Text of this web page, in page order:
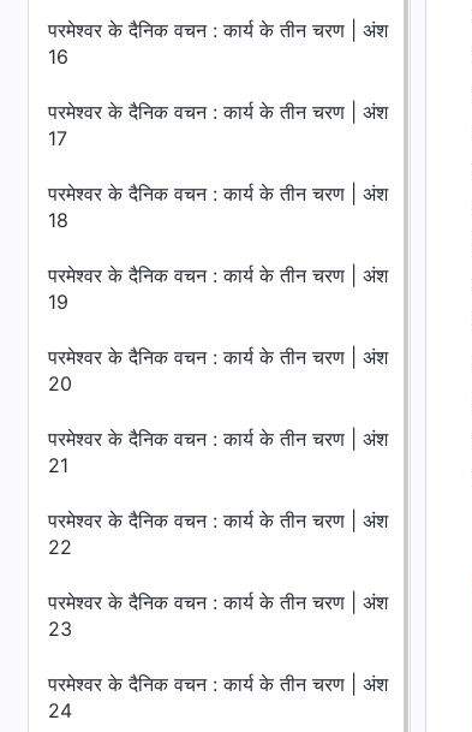
परमेश्वर के दैनिक वचन : कार्य के तीन चरण | अंश
16
परमेश्वर के दैनिक वचन : कार्य के तीन चरण | अंश
17
परमेश्वर के दैनिक वचन : कार्य के तीन चरण | अंश
18
परमेश्वर के दैनिक वचन : कार्य के तीन चरण | अंश
19
परमेश्वर के दैनिक वचन : कार्य के तीन चरण | अंश
20
परमेश्वर के दैनिक वचन : कार्य के तीन चरण | अंश
21
परमेश्वर के दैनिक वचन : कार्य के तीन चरण | अंश
22
परमेश्वर के दैनिक वचन : कार्य के तीन चरण | अंश
23
परमेश्वर के दैनिक वचन : कार्य के तीन चरण | अंश
24